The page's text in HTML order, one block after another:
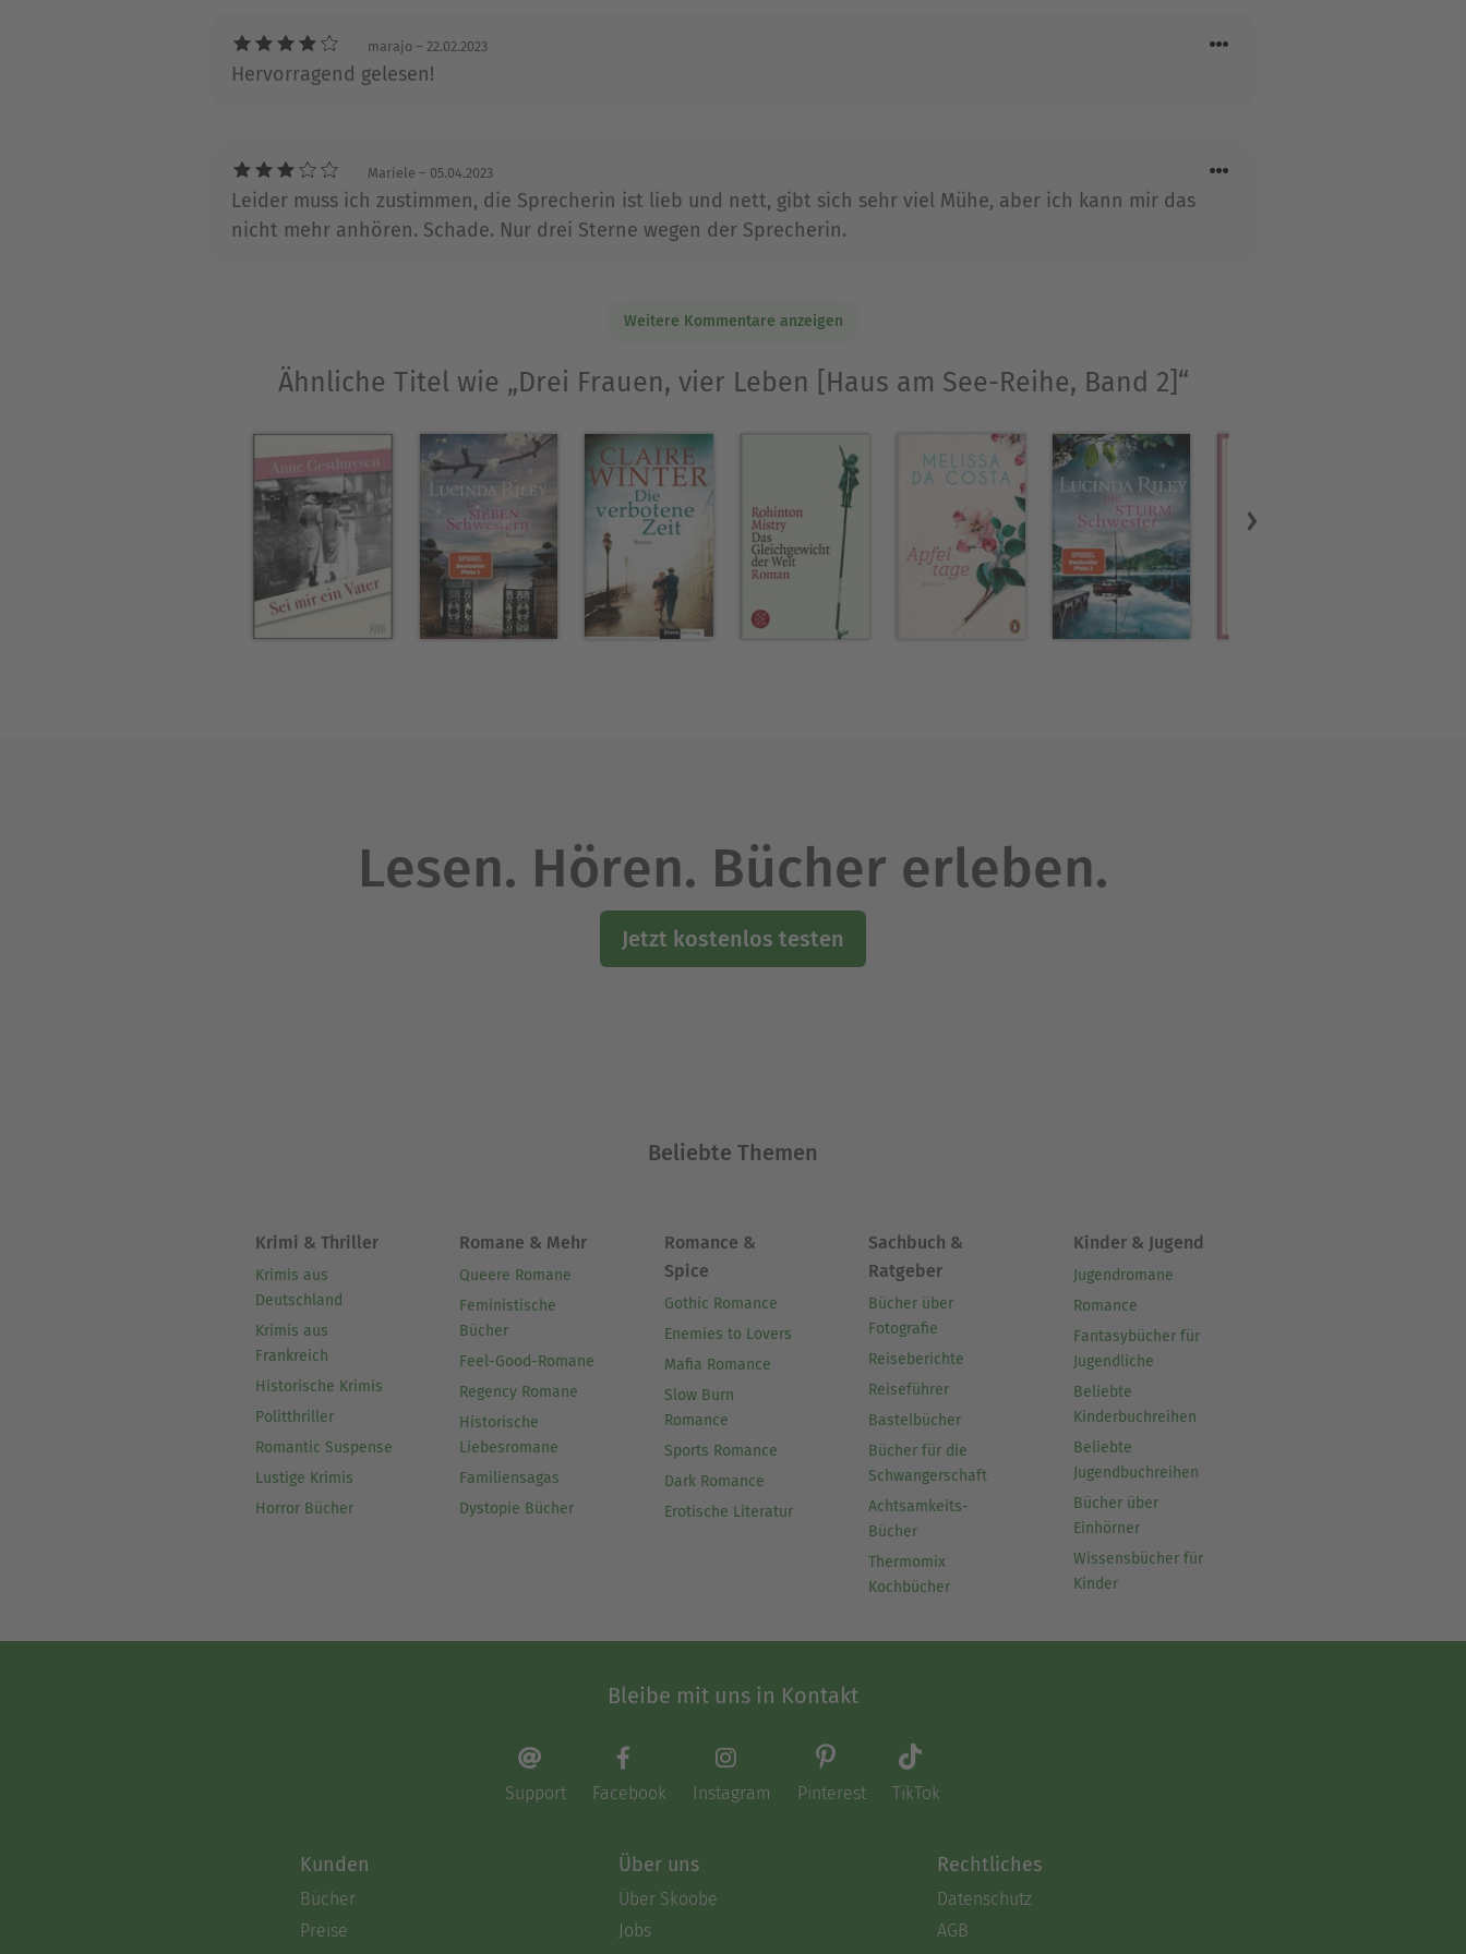
marajo – 22.02.2023
Hervorragend gelesen!
Mariele – 05.04.2023
Leider muss ich zustimmen, die Sprecherin ist lieb und nett, gibt sich sehr viel Mühe, aber ich kann mir das
nicht mehr anhören. Schade. Nur drei Sterne wegen der Sprecherin.
Weitere Kommentare anzeigen
Ähnliche Titel wie „Drei Frauen, vier Leben [Haus am See-Reihe, Band 2]“
Lesen. Hören. Bücher erleben.
Jetzt kostenlos testen
Beliebte Themen
Krimi & Thriller
Krimis aus
Deutschland
Krimis aus
Frankreich
Historische Krimis
Politthriller
Romantic Suspense
Lustige Krimis
Horror Bücher
Romane & Mehr
Queere Romane
Feministische
Bücher
Feel-Good-Romane
Regency Romane
Historische
Liebesromane
Familiensagas
Dystopie Bücher
Romance &
Spice
Gothic Romance
Enemies to Lovers
Mafia Romance
Slow Burn
Romance
Sports Romance
Dark Romance
Erotische Literatur
Sachbuch &
Ratgeber
Bücher über
Fotografie
Reiseberichte
Reiseführer
Bastelbücher
Bücher für die
Schwangerschaft
Achtsamkeits-
Bücher
Thermomix
Kochbücher
Kinder & Jugend
Jugendromane
Romance
Fantasybücher für
Jugendliche
Beliebte
Kinderbuchreihen
Beliebte
Jugendbuchreihen
Bücher über
Einhörner
Wissensbücher für
Kinder
Bleibe mit uns in Kontakt
Support Facebook Instagram Pinterest TikTok
Kunden
Bücher
Preise
Über uns
Über Skoobe
Jobs
Rechtliches
Datenschutz
AGB